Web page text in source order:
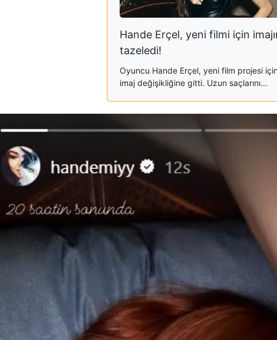
Hande Erçel, yeni filmi için
tazeledi!
Oyuncu Hande Erçel, yeni film projesi
imaj değişikliğine gitti. Uzun saçlarını...